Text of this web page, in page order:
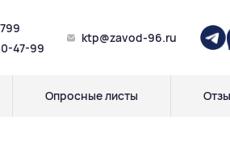
47-99
ktp@zavod-96.ru
Опросные листы